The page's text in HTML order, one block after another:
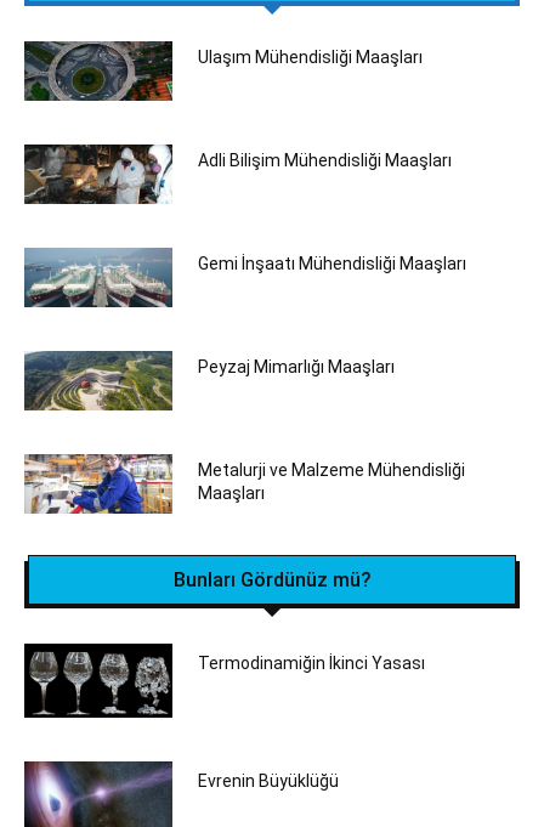
Ulaşım Mühendisliği Maaşları
Adli Bilişim Mühendisliği Maaşları
Gemi İnşaatı Mühendisliği Maaşları
Peyzaj Mimarlığı Maaşları
Metalurji ve Malzeme Mühendisliği
Maaşları
Bunları Gördünüz mü?
Termodinamiğin İkinci Yasası
Evrenin Büyüklüğü